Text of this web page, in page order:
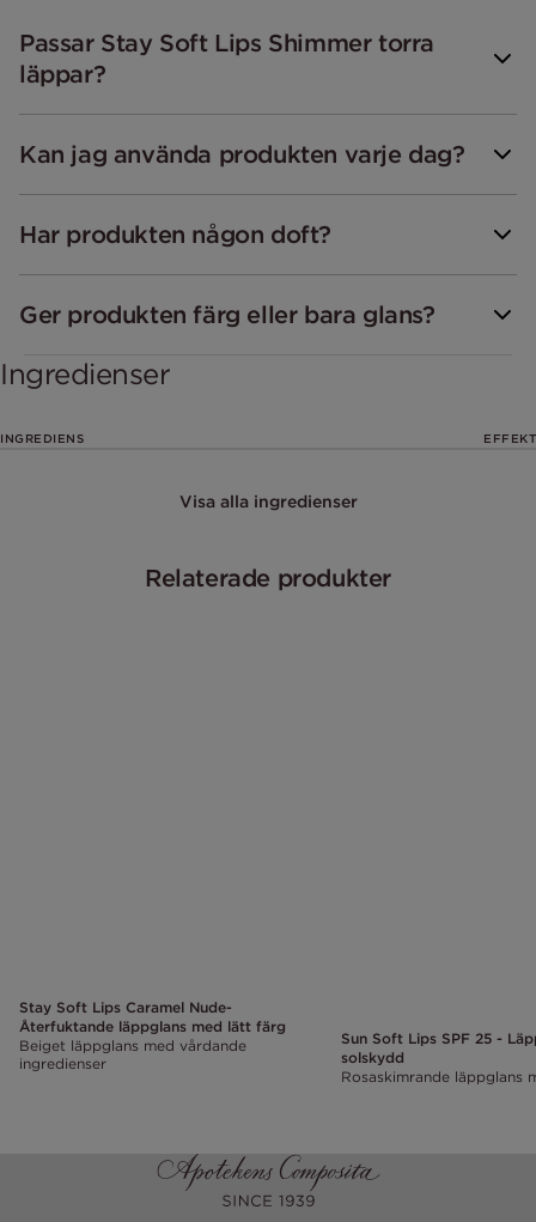
Passar Stay Soft Lips Shimmer torra
läppar?
Kan jag använda produkten varje dag?
Har produkten någon doft?
Ger produkten färg eller bara glans?
Ingredienser
INGREDIENS EFFEKT
Visa alla ingredienser
Relaterade produkter
Stay Soft Lips Caramel Nude-
Återfuktande läppglans med lätt färg
Beiget läppglans med vårdande
ingredienser
Sun Soft Lips SPF 25 -
solskydd
Rosaskimrande läppglans